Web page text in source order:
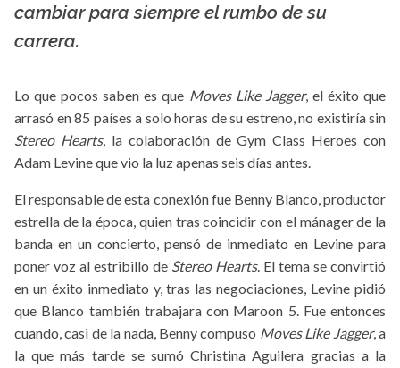
cambiar para siempre el rumbo de su
carrera.
Lo que pocos saben es que Moves Like Jagger, el éxito que
arrasó en 85 países a solo horas de su estreno, no existiría sin
Stereo Hearts, la colaboración de Gym Class Heroes con
Adam Levine que vio la luz apenas seis días antes.
El responsable de esta conexión fue Benny Blanco, productor
estrella de la época, quien tras coincidir con el mánager de la
banda en un concierto, pensó de inmediato en Levine para
poner voz al estribillo de Stereo Hearts. El tema se convirtió
en un éxito inmediato y, tras las negociaciones, Levine pidió
que Blanco también trabajara con Maroon 5. Fue entonces
cuando, casi de la nada, Benny compuso Moves Like Jagger, a
la que más tarde se sumó Christina Aguilera gracias a la